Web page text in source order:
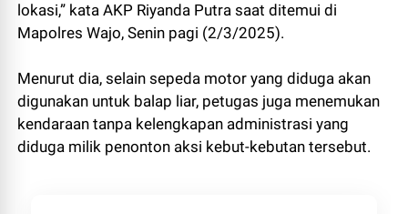
lokasi,” kata AKP Riyanda Putra saat ditemui di
Mapolres Wajo, Senin pagi (2/3/2025).
Menurut dia, selain sepeda motor yang diduga akan
digunakan untuk balap liar, petugas juga menemukan
kendaraan tanpa kelengkapan administrasi yang
diduga milik penonton aksi kebut-kebutan tersebut.